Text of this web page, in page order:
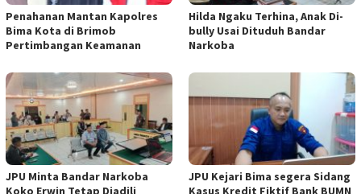
Penahanan Mantan Kapolres
Bima Kota di Brimob
Pertimbangan Keamanan
Hilda Ngaku Terhina, Anak Di-
bully Usai Dituduh Bandar
Narkoba
JPU Minta Bandar Narkoba
JPU Kejari Bima segera Sidang